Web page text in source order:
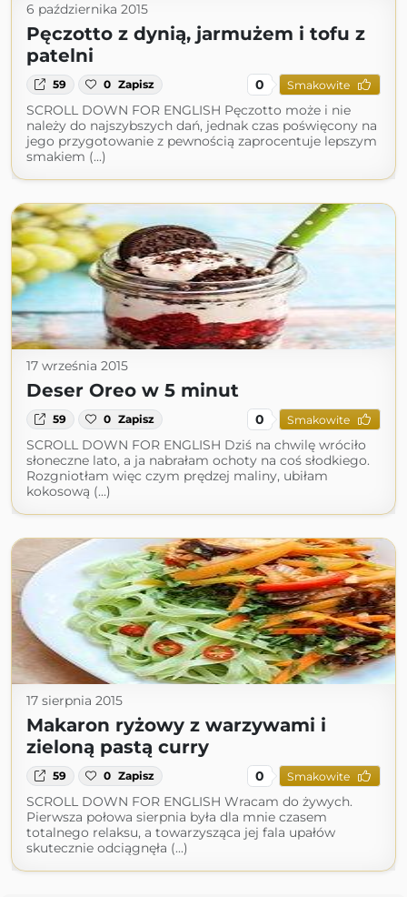
6 października 2015
Pęczotto z dynią, jarmużem i tofu z
patelni
59 0 Zapisz 0 Smakowite
SCROLL DOWN FOR ENGLISH Pęczotto może i nie
należy do najszybszych dań, jednak czas poświęcony na
jego przygotowanie z pewnością zaprocentuje lepszym
smakiem (...)
17 września 2015
Deser Oreo w 5 minut
59 0 Zapisz 0 Smakowite
SCROLL DOWN FOR ENGLISH Dziś na chwilę wróciło
słoneczne lato, a ja nabrałam ochoty na coś słodkiego.
Rozgniotłam więc czym prędzej maliny, ubiłam
kokosową (...)
17 sierpnia 2015
Makaron ryżowy z warzywami i
zieloną pastą curry
59 0 Zapisz 0 Smakowite
SCROLL DOWN FOR ENGLISH Wracam do żywych.
Pierwsza połowa sierpnia była dla mnie czasem
totalnego relaksu, a towarzysząca jej fala upałów
skutecznie odciągnęła (...)